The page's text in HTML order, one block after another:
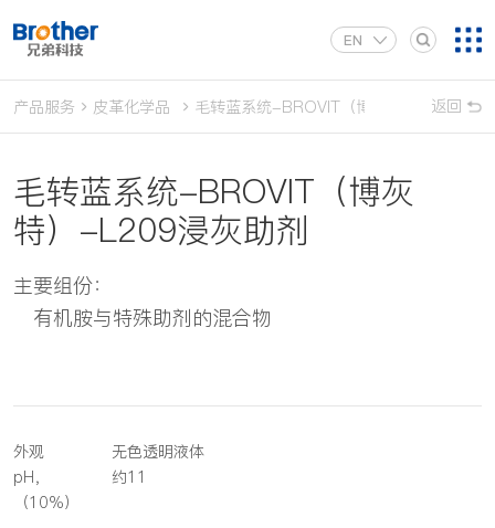
EN
产品服务 皮革化学品 毛转蓝系统-BROVIT（博灰特）-L209浸
返回
毛转蓝系统-BROVIT（博灰
特）-L209浸灰助剂
主要组份：
有机胺与特殊助剂的混合物
外观
无色透明液体
pH，
（10%）
约11